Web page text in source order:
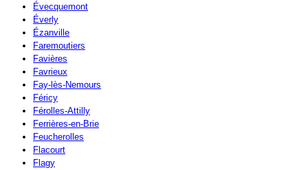
Évecquemont
Éverly
Ézanville
Faremoutiers
Favières
Favrieux
Fay-lès-Nemours
Féricy
Férolles-Attilly
Ferrières-en-Brie
Feucherolles
Flacourt
Flagy